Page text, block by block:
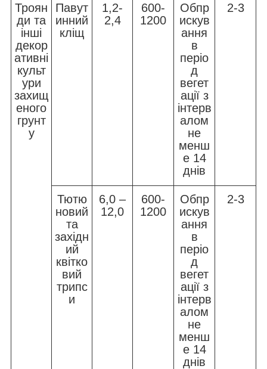
Троян
ди та
інші
декор
ативні
культ
ури
захищ
еного
грунт
у
Павут
инний
кліщ
1,2-
2,4
600-
1200
Обпр
искув
ання
в
періо
д
вегет
ації з
інтерв
алом
не
менш
е 14
днів
2-3
Тютю
новий
та
західн
ий
квітко
вий
трипс
и
6,0 –
12,0
600-
1200
Обпр
искув
ання
в
періо
д
вегет
ації з
інтерв
алом
не
менш
е 14
днів
2-3